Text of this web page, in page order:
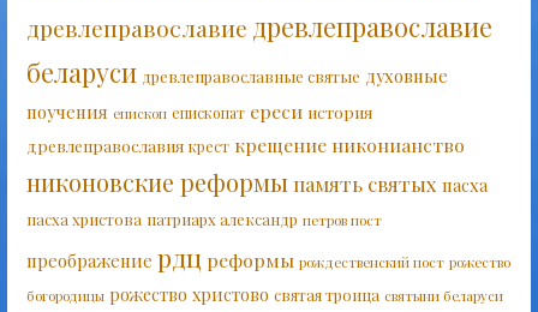
древлеправославие древлеправославие
беларуси древлеправославные святые духовные
поучения епископ епископат ереси история
древлеправославия крест крещение никонианство
никоновские реформыпамять святых пасха
пасха христова патриарх александр петров пост
преображение рдц реформы рождественский пост рожество
богородицы рожество христово святая троица святыни беларуси